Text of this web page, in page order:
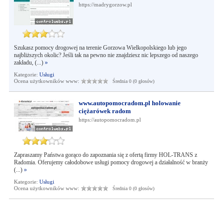
https://madrygorzow.pl
Szukasz pomocy drogowej na terenie Gorzowa Wielkopolskiego lub jego
najbliższych okolic? Jeśli tak na pewno nie znajdziesz nic lepszego od naszego
zakładu, (...) »
Kategorie: Usługi
Ocena użytkowników www:
Średnia 0 (0 głosów)
www.autopomocradom.pl holowanie
ciężarówek radom
https://autopomocradom.pl
Zapraszamy Państwa gorąco do zapoznania się z ofertą firmy HOL-TRANS z
Radomia. Oferujemy całodobowe usługi pomocy drogowej a działalność w branży
(...) »
Kategorie: Usługi
Ocena użytkowników www:
Średnia 0 (0 głosów)